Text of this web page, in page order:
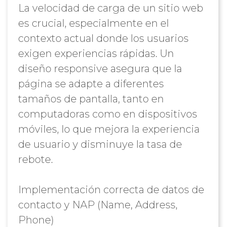
La velocidad de carga de un sitio web
es crucial, especialmente en el
contexto actual donde los usuarios
exigen experiencias rápidas. Un
diseño responsive asegura que la
página se adapte a diferentes
tamaños de pantalla, tanto en
computadoras como en dispositivos
móviles, lo que mejora la experiencia
de usuario y disminuye la tasa de
rebote.
Implementación correcta de datos de
contacto y NAP (Name, Address,
Phone)